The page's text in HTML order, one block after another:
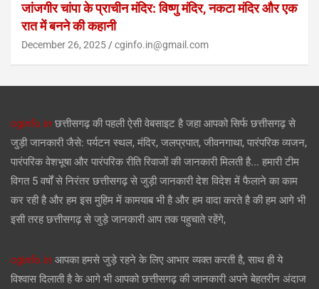
जांजगीर चांपा के प्राचीन मंदिर: विष्णु मंदिर, नकटा मंदिर और एक
रात में बनने की कहानी
December 26, 2025 cginfo.in@gmail.com
cginfo.in छत्तीसगढ़ की पहली ऐसी वेबसाइट है जहा आपको सिर्फ छत्तीसगढ़ से
जुड़ी जानकारी जैसे: पर्यटन स्थल, मंदिर, जलप्रपात, जीवनगाथा, पारंपरिक व्यजन,
पारंपरिक वेशभूषा और पारंपरिक रीति रिवाजों की जानकारी मिलती है... हमारी टीम
विगत 5 वर्षों से निरंतर छत्तीसगढ़ से जुड़ी जानकारी देश विदेश में फैलाने का काम
कर रही है और हम इस मुहिम में कामयाब भी है और हम वादा करते है की हम आगे भी
इसी तरह छत्तीसगढ़ से जुड़े जानकारी आप तक पहुचाते रहेंगे,
cginfo.in आपका हमसे जुड़े रहने के लिए आभार व्यक्त करती है, साथ ही ये
विश्वास दिलाती है के आगे भी आपको छत्तीसगढ़ की जानकारी अपने बेहतरीन अंदाज